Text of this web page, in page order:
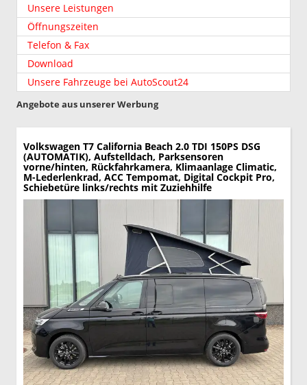
Unsere Leistungen
Öffnungszeiten
Telefon & Fax
Download
Unsere Fahrzeuge bei AutoScout24
Angebote aus unserer Werbung
Volkswagen T7 California Beach 2.0 TDI 150PS DSG
(AUTOMATIK), Aufstelldach, Parksensoren
vorne/hinten, Rückfahrkamera, Klimaanlage Climatic,
M-Lederlenkrad, ACC Tempomat, Digital Cockpit Pro,
Schiebetüre links/rechts mit Zuziehhilfe